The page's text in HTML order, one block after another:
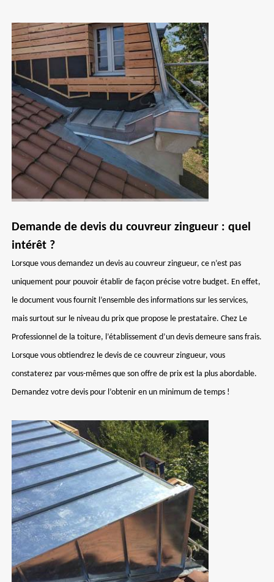
Demande de devis du couvreur zingueur : quel
intérêt ?
Lorsque vous demandez un devis au couvreur zingueur, ce n’est pas
uniquement pour pouvoir établir de façon précise votre budget. En effet,
le document vous fournit l’ensemble des informations sur les services,
mais surtout sur le niveau du prix que propose le prestataire. Chez Le
Professionnel de la toiture, l’établissement d’un devis demeure sans frais.
Lorsque vous obtiendrez le devis de ce couvreur zingueur, vous
constaterez par vous-mêmes que son offre de prix est la plus abordable.
Demandez votre devis pour l’obtenir en un minimum de temps !